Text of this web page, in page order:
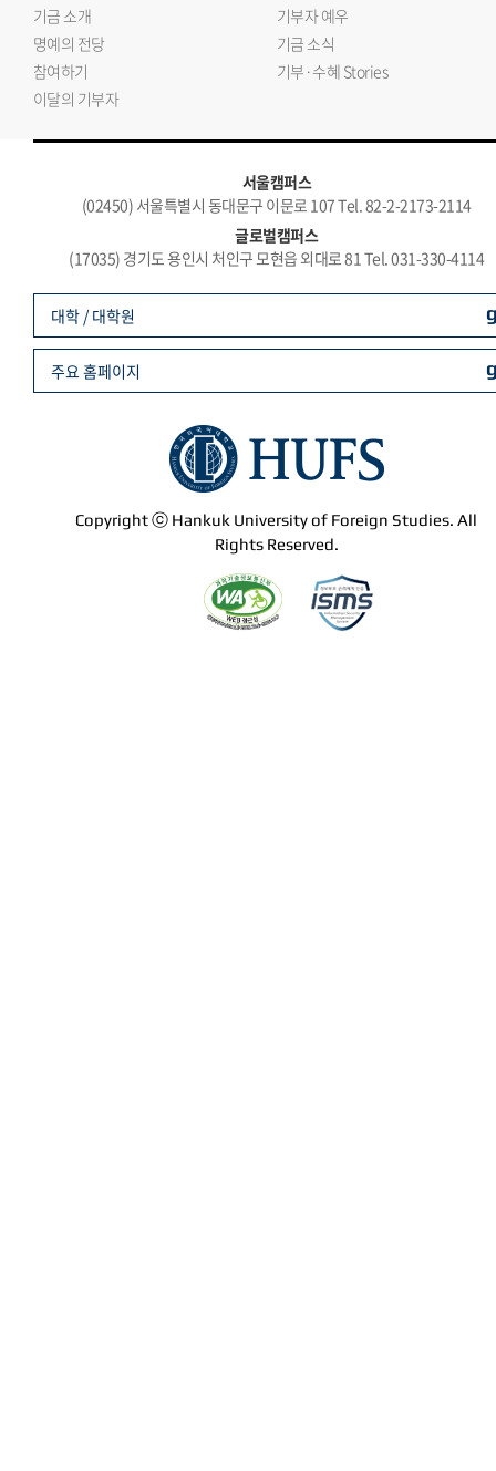
기금 소개
기부자 예우
명예의 전당
기금 소식
참여하기
기부·수혜 Stories
이달의 기부자
서울캠퍼스
(02450) 서울특별시 동대문구 이문로 107 Tel. 82-2-2173-2114
글로벌캠퍼스
(17035) 경기도 용인시 처인구 모현읍 외대로 81 Tel. 031-330-4114
Copyright ⓒ Hankuk University of Foreign Studies. All
Rights Reserved.
대학 / 대학원
주요 홈페이지